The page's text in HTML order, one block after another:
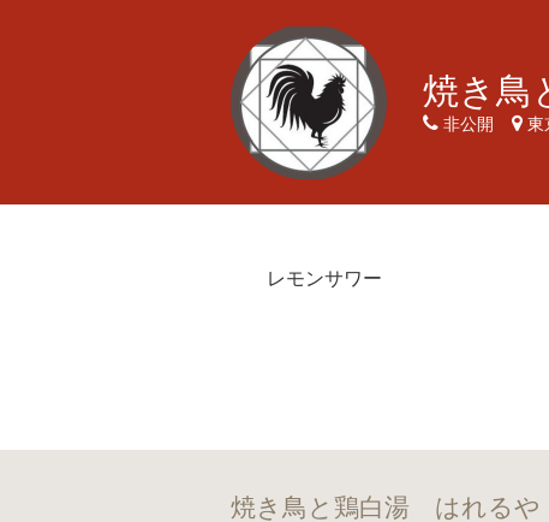
焼き鳥
非公開 東
レモンサワー
焼き鳥と鶏白湯 はれるや